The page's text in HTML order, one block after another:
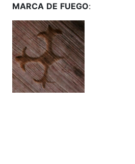
MARCA DE FUEGO: